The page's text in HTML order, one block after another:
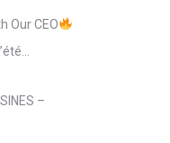
Our CEO
–